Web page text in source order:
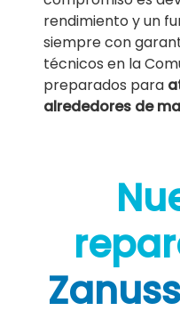
rendimiento y un
siempre con
técnicos en la
preparados para
alrededores de